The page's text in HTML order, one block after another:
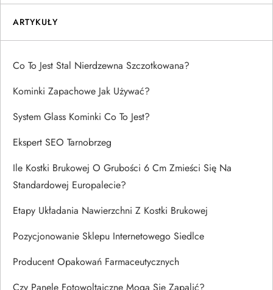
ARTYKUŁY
Co To Jest Stal Nierdzewna Szczotkowana?
Kominki Zapachowe Jak Używać?
System Glass Kominki Co To Jest?
Ekspert SEO Tarnobrzeg
Ile Kostki Brukowej O Grubości 6 Cm Zmieści Się Na
Standardowej Europalecie?
Etapy Układania Nawierzchni Z Kostki Brukowej
Pozycjonowanie Sklepu Internetowego Siedlce
Producent Opakowań Farmaceutycznych